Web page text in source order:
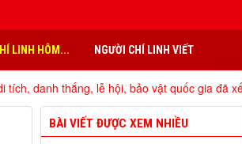
LINH HÔM... NGƯỜI CHÍ LINH VIẾT
lễ hội, bảo vật quốc gia đã xếp hạng
BÀI VIẾT ĐƯỢC XEM NHIỀU